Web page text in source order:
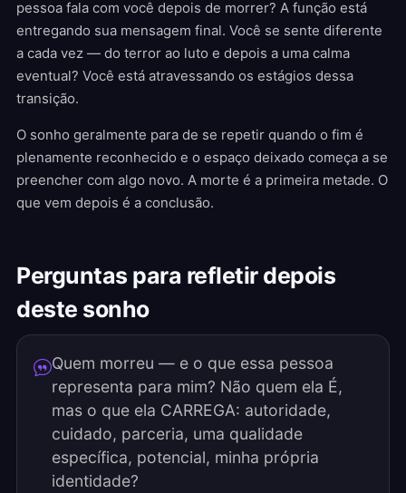
pessoa fala com você depois de morrer? A função está
entregando sua mensagem final. Você se sente diferente
a cada vez — do terror ao luto e depois a uma calma
eventual? Você está atravessando os estágios dessa
transição.
O sonho geralmente para de se repetir quando o fim é
plenamente reconhecido e o espaço deixado começa a se
preencher com algo novo. A morte é a primeira metade. O
que vem depois é a conclusão.
Perguntas para refletir depois
deste sonho
Quem morreu — e o que essa pessoa
representa para mim? Não quem ela É,
mas o que ela CARREGA: autoridade,
cuidado, parceria, uma qualidade
específica, potencial, minha própria
identidade?